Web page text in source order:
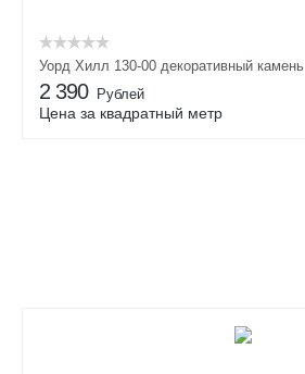
Уорд Хилл 130-00 декоративный камень
2 390 Рублей
Цена за квадратный метр